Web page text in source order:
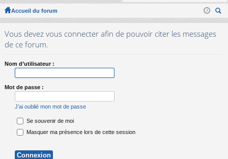
ne cri
Accueil du forum
ec
her
Vous devez vous connecter afin de pouvoir citer les messages
de ce forum.
Nom d’utilisateur :
Mot de passe :
J’ai oublié mon mot de passe
Se souvenir de moi
Masquer ma présence lors de cette session